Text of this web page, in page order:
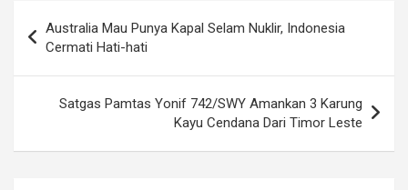
pos
Australia Mau Punya Kapal Selam Nuklir, Indonesia
Cermati Hati-hati
Satgas Pamtas Yonif 742/SWY Amankan 3 Karung
Kayu Cendana Dari Timor Leste